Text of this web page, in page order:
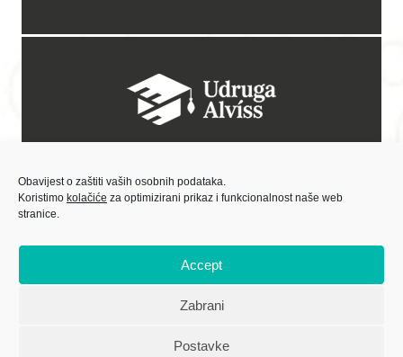
Obavijest o zaštiti vaših osobnih podataka.
Koristimo kolačiće za optimizirani prikaz i funkcionalnost naše web
stranice.
Accept
Zabrani
Postavke
Sadržaj objavljivanih materijala isključiva je odgovornost Centra za kulturne
Izradu internetske stranice sufinancirala Europska unija iz Europskog